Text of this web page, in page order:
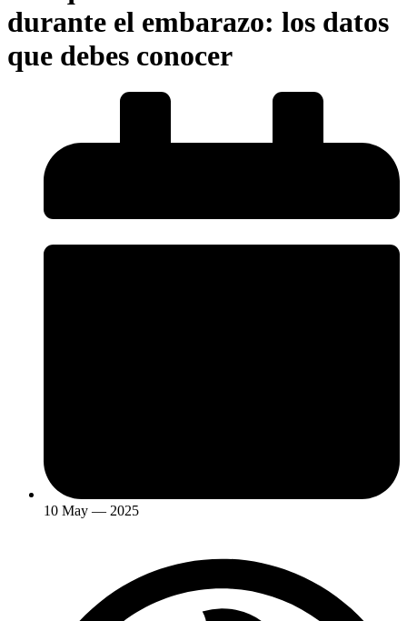
durante el embarazo: los datos
que debes conocer
10 May — 2025